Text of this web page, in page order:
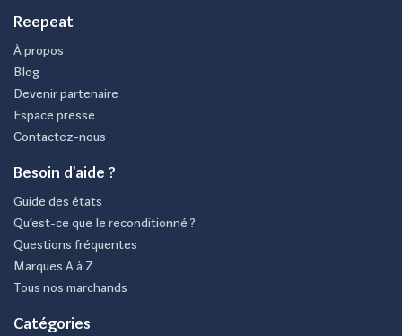
Reepeat
À propos
Blog
Devenir partenaire
Espace presse
Contactez-nous
Besoin d'aide ?
Guide des états
Qu’est-ce que le reconditionné ?
Questions fréquentes
Marques A à Z
Tous nos marchands
Catégories